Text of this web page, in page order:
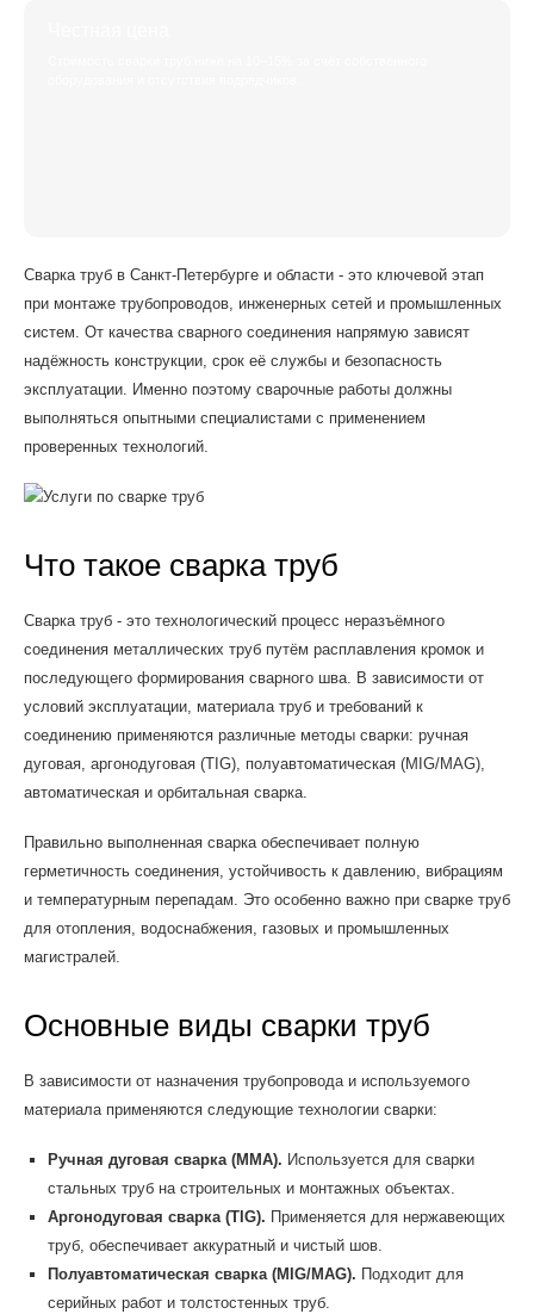
Сварка труб в Санкт-Петербурге и области - это ключевой этап
при монтаже трубопроводов, инженерных сетей и промышленных
систем. От качества сварного соединения напрямую зависят
надёжность конструкции, срок её службы и безопасность
эксплуатации. Именно поэтому сварочные работы должны
выполняться опытными специалистами с применением
проверенных технологий.
Что такое сварка труб
Сварка труб - это технологический процесс неразъёмного
соединения металлических труб путём расплавления кромок и
последующего формирования сварного шва. В зависимости от
условий эксплуатации, материала труб и требований к
соединению применяются различные методы сварки: ручная
дуговая, аргонодуговая (TIG), полуавтоматическая (MIG/MAG),
автоматическая и орбитальная сварка.
Правильно выполненная сварка обеспечивает полную
герметичность соединения, устойчивость к давлению, вибрациям
и температурным перепадам. Это особенно важно при сварке труб
для отопления, водоснабжения, газовых и промышленных
магистралей.
Основные виды сварки труб
В зависимости от назначения трубопровода и используемого
материала применяются следующие технологии сварки:
Ручная дуговая сварка (ММА). Используется для сварки
стальных труб на строительных и монтажных объектах.
Аргонодуговая сварка (TIG). Применяется для нержавеющих
труб, обеспечивает аккуратный и чистый шов.
Полуавтоматическая сварка (MIG/MAG). Подходит для
серийных работ и толстостенных труб.